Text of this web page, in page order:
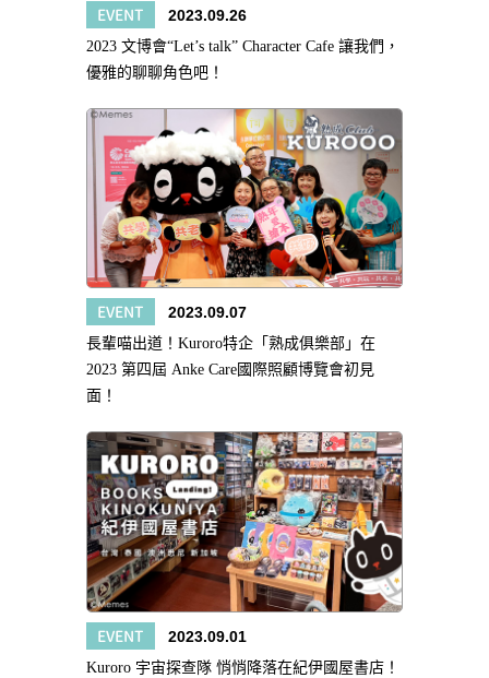
EVENT 2023.09.26
2023 文博會“Let’s talk” Character Cafe 讓我們，
優雅的聊聊角色吧！
EVENT 2023.09.07
長輩喵出道！Kuroro特企「熟成俱樂部」在
2023 第四屆 Anke Care國際照顧博覽會初見
面！
EVENT 2023.09.01
Kuroro 宇宙探查隊 悄悄降落在紀伊國屋書店！